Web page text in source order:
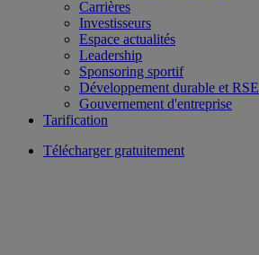
Carrières
Investisseurs
Espace actualités
Leadership
Sponsoring sportif
Développement durable et RSE
Gouvernement d'entreprise
Tarification
Télécharger gratuitement